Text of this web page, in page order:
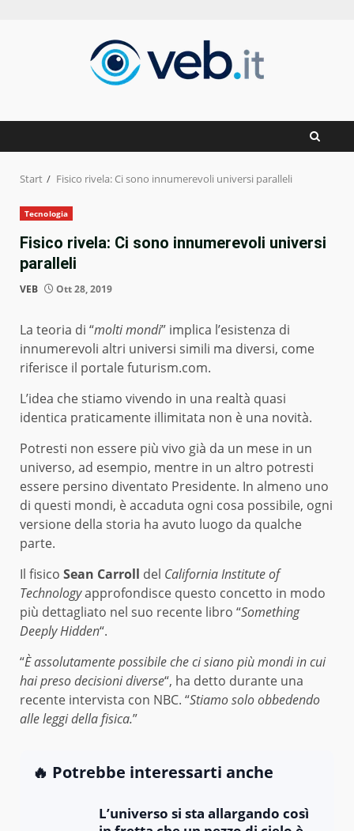
Start Fisico rivela: Ci sono innumerevoli universi paralleli
Tecnologia
Fisico rivela: Ci sono innumerevoli universi
paralleli
VEB Ott 28, 2019
La teoria di “molti mondi” implica l’esistenza di
innumerevoli altri universi simili ma diversi, come
riferisce il portale futurism.com.
L’idea che stiamo vivendo in una realtà quasi
identica praticamente illimitata non è una novità.
Potresti non essere più vivo già da un mese in un
universo, ad esempio, mentre in un altro potresti
essere persino diventato Presidente. In almeno uno
di questi mondi, è accaduta ogni cosa possibile, ogni
versione della storia ha avuto luogo da qualche
parte.
Il fisico Sean Carroll del California Institute of
Technologyapprofondisce questo concetto in modo
più dettagliato nel suo recente libro “Something
Deeply Hidden“.
“È assolutamente possibile che ci siano più mondi in cui
hai preso decisioni diverse“, ha detto durante una
recente intervista con NBC. “Stiamo solo obbedendo
alle leggi della fisica.”
🔥 Potrebbe interessarti anche
L’universo si sta allargando così